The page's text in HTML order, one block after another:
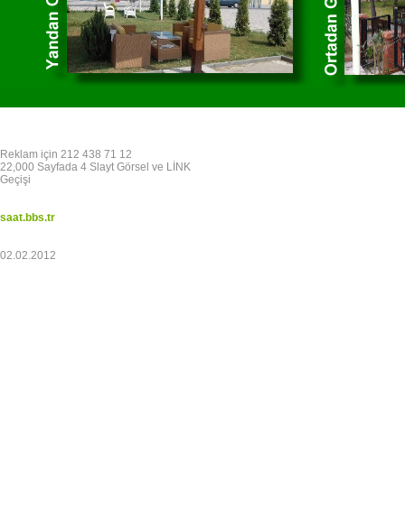
Reklam için 212 438 71 12
22,000 Sayfada 4 Slayt Görsel ve LİNK
Geçişi
saat.bbs.tr
02.02.2012